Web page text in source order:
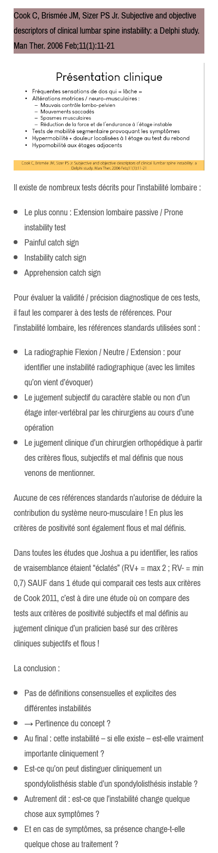
Cook C, Brismée JM, Sizer PS Jr. Subjective and objective
descriptors of clinical lumbar spine instability: a Delphi study.
Man Ther. 2006 Feb;11(1):11-21
Il existe de nombreux tests décrits pour l’instabilité lombaire :
Le plus connu : Extension lombaire passive / Prone
instability test
Painful catch sign
Instability catch sign
Apprehension catch sign
Pour évaluer la validité / précision diagnostique de ces tests,
il faut les comparer à des tests de références. Pour
l’instabilité lombaire, les références standards utilisées sont :
La radiographie Flexion / Neutre / Extension : pour
identifier une instabilité radiographique (avec les limites
qu’on vient d’évoquer)
Le jugement subjectif du caractère stable ou non d’un
étage inter-vertébral par les chirurgiens au cours d’une
opération
Le jugement clinique d’un chirurgien orthopédique à partir
des critères flous, subjectifs et mal définis que nous
venons de mentionner.
Aucune de ces références standards n’autorise de déduire la
contribution du système neuro-musculaire ! En plus les
critères de positivité sont également flous et mal définis.
Dans toutes les études que Joshua a pu identifier, les ratios
de vraisemblance étaient “éclatés” (RV+ = max 2 ; RV- = min
0,7) SAUF dans 1 étude qui comparait ces tests aux critères
de Cook 2011, c’est à dire une étude où on compare des
tests aux critères de positivité subjectifs et mal définis au
jugement clinique d’un praticien basé sur des critères
cliniques subjectifs et flous !
La conclusion :
Pas de définitions consensuelles et explicites des
différentes instabilités
→ Pertinence du concept ?
Au final : cette instabilité – si elle existe – est-elle vraiment
importante cliniquement ?
Est-ce qu’on peut distinguer cliniquement un
spondylolisthésis stable d’un spondylolisthésis instable ?
Autrement dit : est-ce que l’instabilité change quelque
chose aux symptômes ?
Et en cas de symptômes, sa présence change-t-elle
quelque chose au traitement ?